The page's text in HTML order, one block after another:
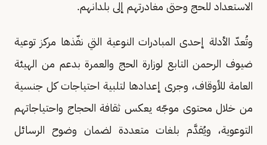
الاستعداد للحج وحتى مغادرتهم إلى بلدانهم.
وتُعدّ الأدلة إحدى المبادرات النوعية التي نفّذها مركز توعية
ضيوف الرحمن التابع لوزارة الحج والعمرة بدعم من الهيئة
العامة للأوقاف، وجرى إعدادها لتلبية احتياجات كل جنسية
من خلال محتوى موجّه يعكس ثقافة الحجاج واحتياجاتهم
التوعوية، ويُقدَّم بلغات متعددة لضمان وضوح الرسائل